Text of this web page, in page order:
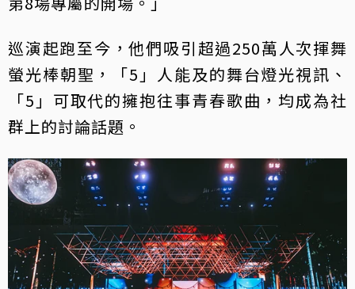
巡演起跑至今，他們吸引超過250萬人次揮舞
螢光棒朝聖，「5」人能及的舞台燈光視訊、
「5」可取代的擁抱往事青春歌曲，均成為社
群上的討論話題。